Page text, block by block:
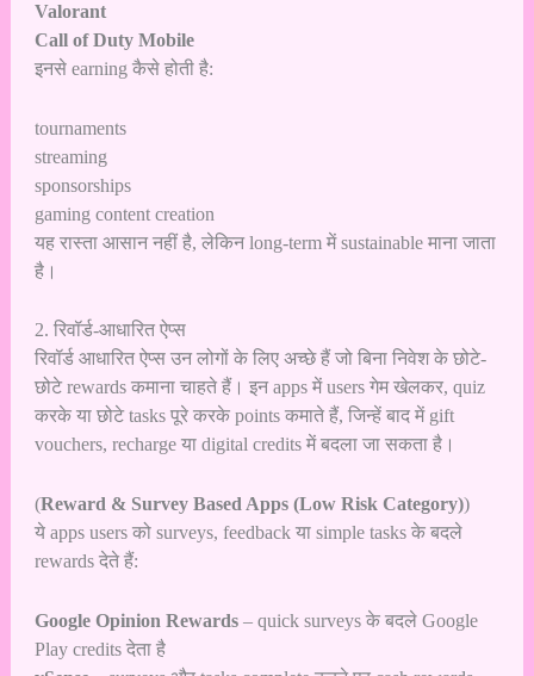
Valorant
Call of Duty Mobile
इनसे earning कैसे होती है:
tournaments
streaming
sponsorships
gaming content creation
यह रास्ता आसान नहीं है, लेकिन long-term में sustainable माना जाता
है।
2. रिवॉर्ड-आधारित ऐप्स
रिवॉर्ड आधारित ऐप्स उन लोगों के लिए अच्छे हैं जो बिना निवेश के छोटे-
छोटे rewards कमाना चाहते हैं। इन apps में users गेम खेलकर, quiz
करके या छोटे tasks पूरे करके points कमाते हैं, जिन्हें बाद में gift
vouchers, recharge या digital credits में बदला जा सकता है।
(Reward & Survey Based Apps (Low Risk Category))
ये apps users को surveys, feedback या simple tasks के बदले
rewards देते हैं:
Google Opinion Rewards– quick surveys के बदले Google
Play credits देता है